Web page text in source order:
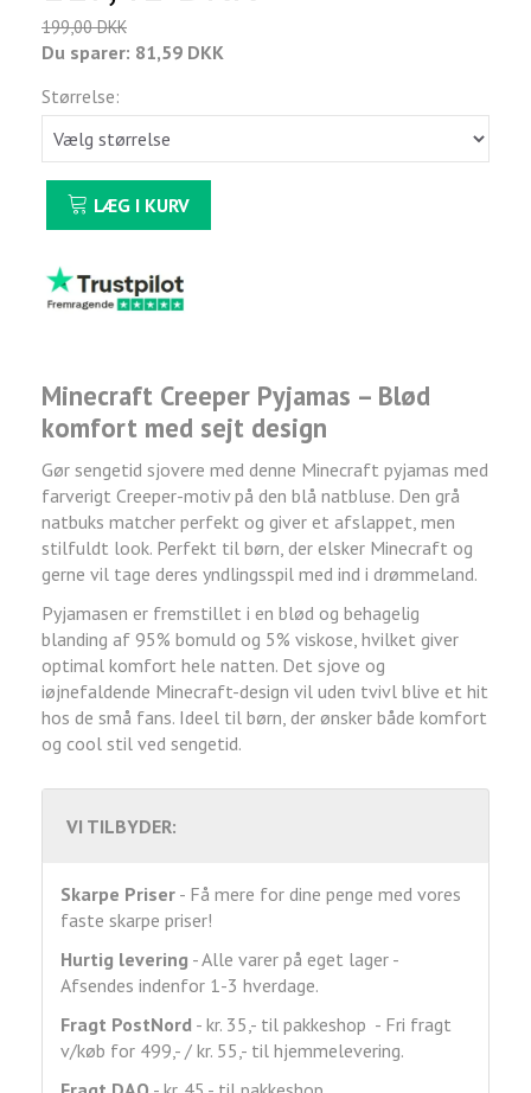
199,00 DKK
Du sparer: 81,59 DKK
Størrelse:
LÆG I KURV
Minecraft Creeper Pyjamas – Blød
komfort med sejt design
Gør sengetid sjovere med denne Minecraft pyjamas med
farverigt Creeper-motiv på den blå natbluse. Den grå
natbuks matcher perfekt og giver et afslappet, men
stilfuldt look. Perfekt til børn, der elsker Minecraft og
gerne vil tage deres yndlingsspil med ind i drømmeland.
Pyjamasen er fremstillet i en blød og behagelig
blanding af 95% bomuld og 5% viskose, hvilket giver
optimal komfort hele natten. Det sjove og
iøjnefaldende Minecraft-design vil uden tvivl blive et hit
hos de små fans. Ideel til børn, der ønsker både komfort
og cool stil ved sengetid.
VI TILBYDER:
Skarpe Priser - Få mere for dine penge med vores
faste skarpe priser!
Hurtig levering - Alle varer på eget lager -
Afsendes indenfor 1-3 hverdage.
Fragt PostNord - kr. 35,- til pakkeshop - Fri fragt
v/køb for 499,- / kr. 55,- til hjemmelevering.